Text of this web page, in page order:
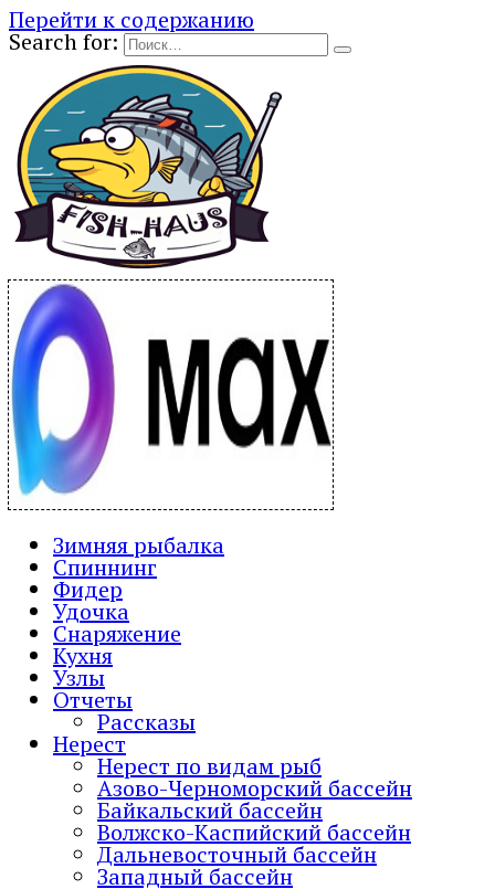
Перейти к содержанию
Search for:
Зимняя рыбалка
Спиннинг
Фидер
Удочка
Снаряжение
Кухня
Узлы
Отчеты
Рассказы
Нерест
Нерест по видам рыб
Азово-Черноморский бассейн
Байкальский бассейн
Волжско-Каспийский бассейн
Дальневосточный бассейн
Западный бассейн